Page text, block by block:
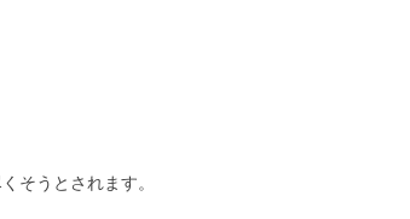
そうとされます。